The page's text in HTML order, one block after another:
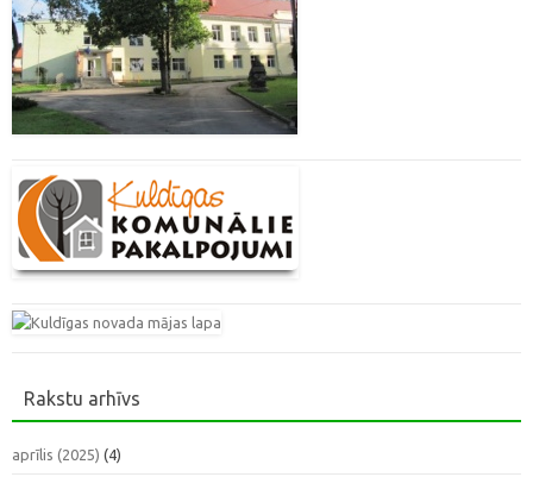
Rakstu arhīvs
aprīlis (2025) (4)